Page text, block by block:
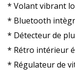
* Volant vibrant
* Bluetooth
* Détecteur de
* Rétro intérieur
* Régulateur de